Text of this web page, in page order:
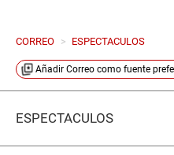
CORREO > ESPECTACULOS
Añadir Correo como fuente
ESPECTÁCULOS